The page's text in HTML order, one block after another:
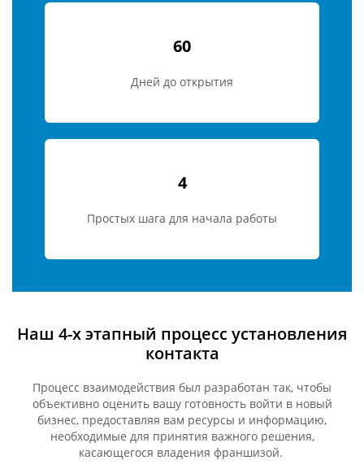
60
Дней до открытия
4
Простых шага для начала работы
Наш 4-х этапный процесс установления
контакта
Процесс взаимодействия был разработан так, чтобы
объективно оценить вашу готовность войти в новый
бизнес, предоставляя вам ресурсы и информацию,
необходимые для принятия важного решения,
касающегося владения франшизой.